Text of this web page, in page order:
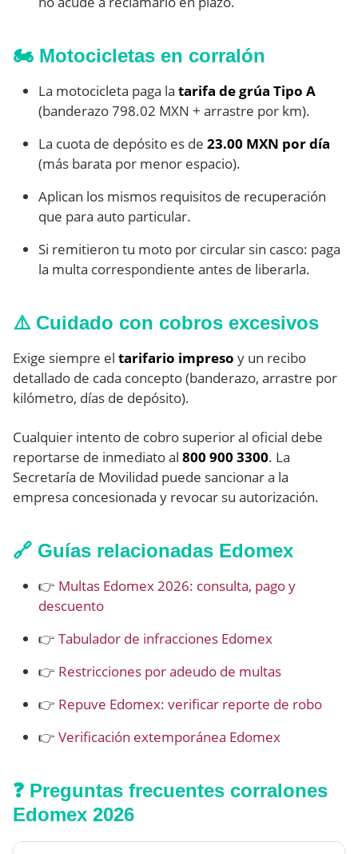
🏍️ Motocicletas en corralón
La motocicleta paga la tarifa de grúa Tipo A
(banderazo 798.02 MXN + arrastre por km).
La cuota de depósito es de 23.00 MXN por día
(más barata por menor espacio).
Aplican los mismos requisitos de recuperación
que para auto particular.
Si remitieron tu moto por circular sin casco: paga
la multa correspondiente antes de liberarla.
⚠️ Cuidado con cobros excesivos
Exige siempre el tarifario impreso y un recibo
detallado de cada concepto (banderazo, arrastre por
kilómetro, días de depósito).
Cualquier intento de cobro superior al oficial debe
reportarse de inmediato al 800 900 3300. La
Secretaría de Movilidad puede sancionar a la
empresa concesionada y revocar su autorización.
🔗 Guías relacionadas Edomex
👉 Multas Edomex 2026: consulta, pago y
descuento
👉 Tabulador de infracciones Edomex
👉 Restricciones por adeudo de multas
👉 Repuve Edomex: verificar reporte de robo
👉 Verificación extemporánea Edomex
❓ Preguntas frecuentes corralones
Edomex 2026